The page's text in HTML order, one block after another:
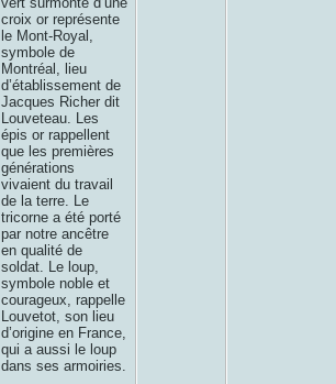
croix or représente
le Mont-Royal,
symbole de
Montréal, lieu
d’établissement de
Jacques Richer dit
Louveteau. Les
épis or rappellent
que les premières
générations
vivaient du travail
de la terre. Le
tricorne a été porté
par notre ancêtre
en qualité de
soldat. Le loup,
symbole noble et
courageux, rappelle
Louvetot, son lieu
d’origine en France,
qui a aussi le loup
dans ses armoiries.